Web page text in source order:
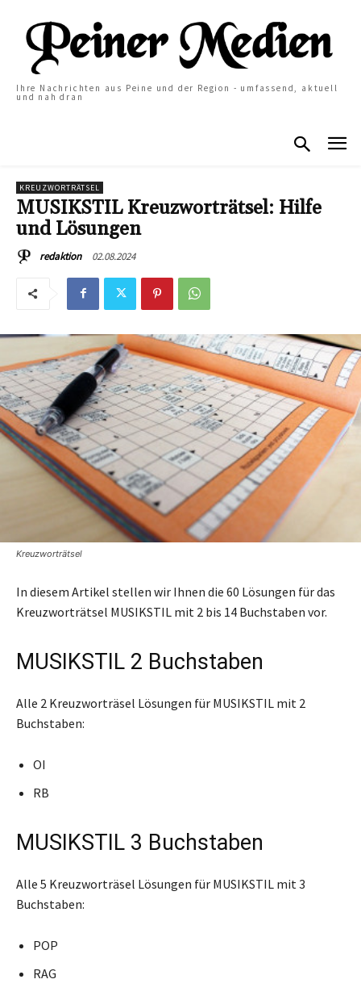
Ihre Nachrichten aus Peine und der Region - umfassend, aktuell
und nah dran
KREUZWORTRÄTSEL
MUSIKSTIL Kreuzworträtsel: Hilfe
und Lösungen
redaktion 02.08.2024
Kreuzworträtsel
In diesem Artikel stellen wir Ihnen die 60 Lösungen für das
Kreuzworträtsel MUSIKSTIL mit 2 bis 14 Buchstaben vor.
MUSIKSTIL 2 Buchstaben
Alle 2 Kreuzworträsel Lösungen für MUSIKSTIL mit 2
Buchstaben:
OI
RB
MUSIKSTIL 3 Buchstaben
Alle 5 Kreuzworträsel Lösungen für MUSIKSTIL mit 3
Buchstaben:
POP
RAG